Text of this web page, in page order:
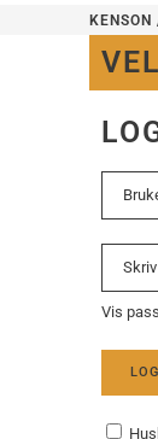
KENSON
Vis